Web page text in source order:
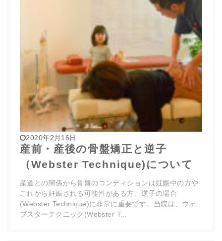
2020年2月16日
産前・産後の骨盤矯正と逆子
（Webster Technique)について
産道との関係から骨盤のコンディションは妊娠中の方や
これから妊娠される可能性がある方、逆子の場合
(Webster Technique)に非常に重要です。当院は、ウェ
ブスターテクニック(Webster T...